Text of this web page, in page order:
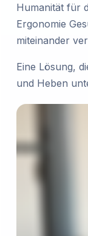
Humanität für
Ergonomie
miteinander
Eine Lösung,
und Heben